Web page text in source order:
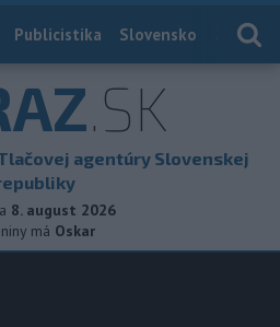
Publicistika Slovensko
.SK
agentúry Slovenskej
8. august 2026
má Oskar